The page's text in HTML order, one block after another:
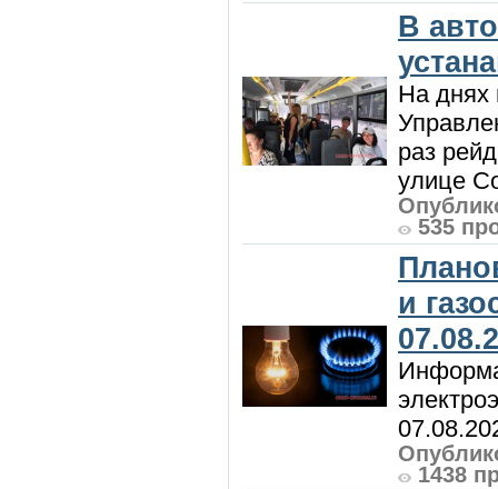
В
На днях
раз
улице
535
и
1438